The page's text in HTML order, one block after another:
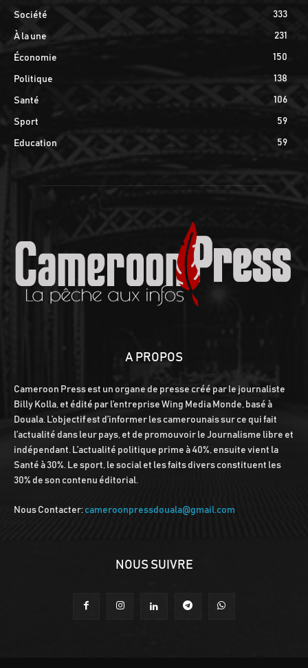
Société 333
À la une 231
Économie 150
Politique 138
Santé 106
Sport 59
Education 59
A PROPOS
Cameroon Press est un organe de presse créé par le journaliste
Billy Kolla, et édité par l’entreprise Wing Media Monde, basé à
Douala. L’objectif est d’informer les camerounais sur ce qui fait
l’actualité dans leur pays, et de promouvoir le Journalisme libre et
indépendant. L’actualité politique prime à 40%, ensuite vient la
Santé à 30%. Le sport, le social et les faits divers constituent les
30% de son contenu éditorial.
Nous Contacter: cameroonpressdouala@gmail.com
NOUS SUIVRE